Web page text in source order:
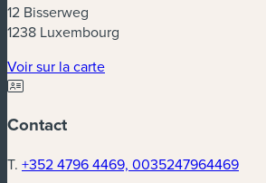
12 Bisserweg
1238 Luxembourg
Voir sur la carte(nouvelle fenêtre)
Contact
T. +352 4796 4469, 0035247964469